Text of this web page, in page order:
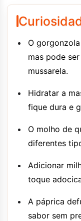
O
mas pode
mussarela.
Hidratar a
fique dura e
O molho de
diferentes
Adicionar
toque
A páprica
sabor sem